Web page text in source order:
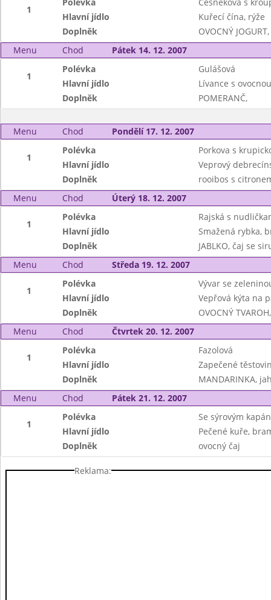
1
Hlavní jídlo
Kuřecí čína, rýže
Doplněk
OVOCNÝ JOGURT,
Menu
Chod Pátek 14. 12. 2007
1
Polévka
Gulášová
Hlavní jídlo
Lívance s
Doplněk
POMERANČ,
Menu Chod Pondělí 17. 12. 2007
1
Polévka
Porkova s
Hlavní jídlo
Veprový
Doplněk
rooibos s
Menu
Chod Úterý 18. 12. 2007
1
Polévka
Rajská s
Hlavní jídlo
Smažená rybka,
Doplněk
JABLKO, čaj se
Menu
Chod Středa 19. 12. 2007
1
Polévka
Vývar se
Hlavní jídlo
Vepřová kýta na
Doplněk
OVOCNÝ
Menu
Chod Čtvrtek 20. 12. 2007
1
Polévka
Fazolová
Hlavní jídlo
Zapečené
Doplněk
MANDARINKA,
Menu
Chod Pátek 21. 12. 2007
1
Polévka
Se sýrovým
Hlavní jídlo
Pečené kuře,
Doplněk
ovocný čaj
Reklama: